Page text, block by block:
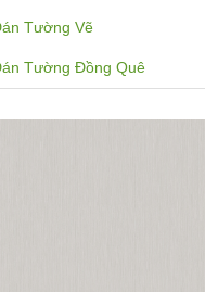
Tường Vẽ
Tường Đồng Quê